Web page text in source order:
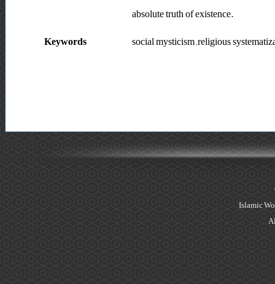
absolute truth of existence.
Keywords
social mysticism ,religious
Islamic